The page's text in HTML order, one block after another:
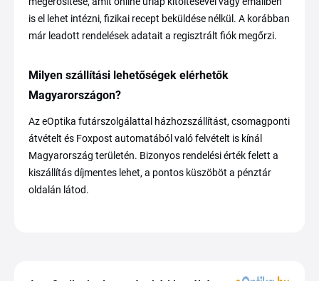
is el lehet intézni, fizikai recept beküldése nélkül. A korábban
már leadott rendelések adatait a regisztrált fiók megőrzi.
Milyen szállítási lehetőségek elérhetők
Magyarországon?
Az eOptika futárszolgálattal házhozszállítást, csomagponti
átvételt és Foxpost automatából való felvételt is kínál
Magyarország területén. Bizonyos rendelési érték felett a
kiszállítás díjmentes lehet, a pontos küszöböt a pénztár
oldalán látod.